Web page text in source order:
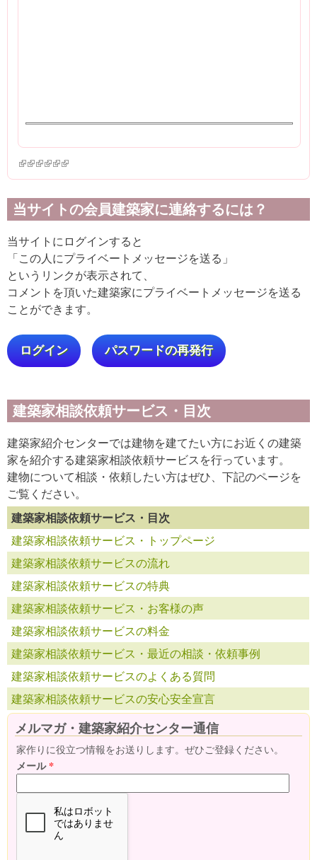
(link is external)
(link is external)
(link is external)
(link is external)
(link is external)
(link is external)
当サイトの会員建築家に連絡するには？
当サイトにログインすると
「この人にプライベートメッセージを送る」
というリンクが表示されて、
コメントを頂いた建築家にプライベートメッセージを送る
ことができます。
ログイン パスワードの再発行
建築家相談依頼サービス・目次
建築家紹介センターでは建物を建てたい方にお近くの建築
家を紹介する建築家相談依頼サービスを行っています。
建物について相談・依頼したい方はぜひ、下記のページを
ご覧ください。
建築家相談依頼サービス・目次
建築家相談依頼サービス・トップページ
建築家相談依頼サービスの流れ
建築家相談依頼サービスの特典
建築家相談依頼サービス・お客様の声
建築家相談依頼サービスの料金
建築家相談依頼サービス・最近の相談・依頼事例
建築家相談依頼サービスのよくある質問
建築家相談依頼サービスの安心安全宣言
メルマガ・建築家紹介センター通信
家作りに役立つ情報をお送りします。ぜひご登録ください。
メール*